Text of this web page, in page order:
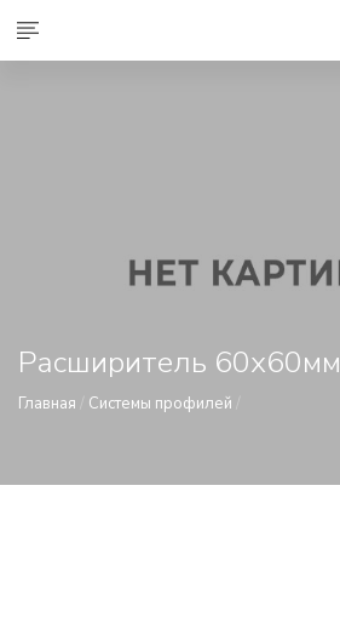
Расширитель 60х60мм
Главная Системы профилей